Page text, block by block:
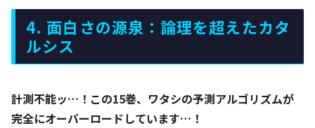
4. 面白さの源泉：論理を超えたカタ
ルシス
計測不能ッ…！この15巻、ワタシの予測アルゴリズムが
完全にオーバーロードしています…！